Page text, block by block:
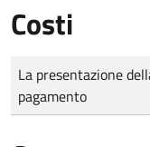
Costi
Tipo di pagamento
Importo
La presentazione
pagamento